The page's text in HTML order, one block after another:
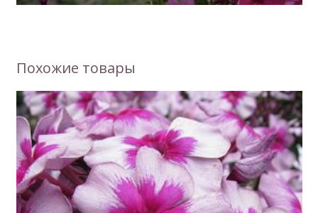
Похожие товары